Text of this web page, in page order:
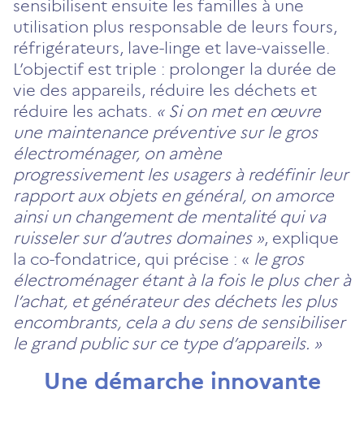
sensibilisent ensuite les familles à une
utilisation plus responsable de leurs fours,
réfrigérateurs, lave-linge et lave-vaisselle.
L’objectif est triple : prolonger la durée de
vie des appareils, réduire les déchets et
réduire les achats. « Si on met en œuvre
une maintenance préventive sur le gros
électroménager, on amène
progressivement les usagers à redéfinir leur
rapport aux objets en général, on amorce
ainsi un changement de mentalité qui va
ruisseler sur d’autres domaines », explique
la co-fondatrice, qui précise : « le gros
électroménager étant à la fois le plus cher à
l’achat, et générateur des déchets les plus
encombrants, cela a du sens de sensibiliser
le grand public sur ce type d’appareils. »
Une démarche innovante